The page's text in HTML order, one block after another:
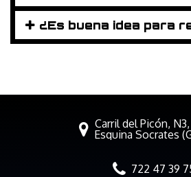
¿Es buena idea para
Carril del Picón,
Esquina Socrates
722 47 39